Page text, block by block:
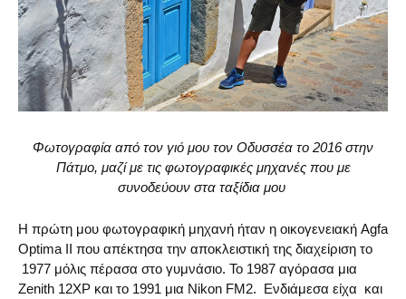
Φωτογραφία από τον γιό μου τον Οδυσσέα το 2016 στην
Πάτμο, μαζί με τις φωτογραφικές μηχανές που με
συνοδεύουν στα ταξίδια μου
Η πρώτη μου φωτογραφική μηχανή ήταν η οικογενειακή Agfa
Optima II που απέκτησα την αποκλειστική της διαχείριση το
1977 μόλις πέρασα στο γυμνάσιο. Το 1987 αγόρασα μια
Zenith 12XP και το 1991 μια Nikon FM2. Ενδιάμεσα είχα και